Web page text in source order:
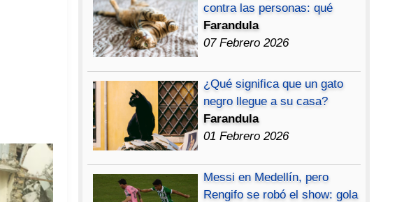
contra las personas: qué
Farandula
07 Febrero 2026
¿Qué significa que un gato
negro llegue a su casa?
Farandula
01 Febrero 2026
Messi en Medellín, pero
Rengifo se robó el show: gola